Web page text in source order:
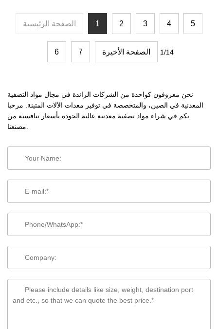
الصفحة الرئيسية 1 2 3 4 5
6 7 الصفحة الأخيرة 1/14
نحن معروفون كواحدة من الشركات الرائدة في مجال مواد التصفية
المعدنية في الصين، والمتخصصة في توفير معدات الآلات المتينة. مرحبا
بكم في شراء مواد تصفية معدنية عالية الجودة بأسعار تنافسية من